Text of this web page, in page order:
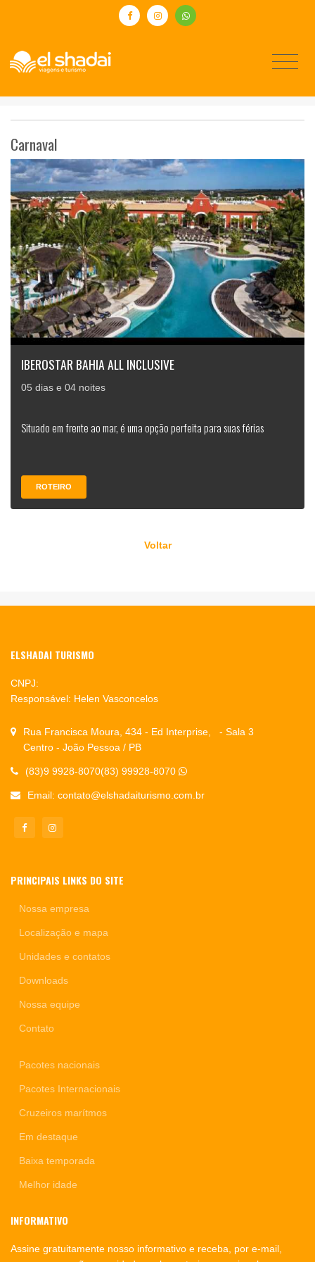
Carnaval
IBEROSTAR BAHIA ALL INCLUSIVE
05 dias e 04 noites
Situado em frente ao mar, é uma opção perfeita para suas férias
ROTEIRO
Voltar
ELSHADAI TURISMO
CNPJ:
Responsável: Helen Vasconcelos
Rua Francisca Moura, 434 - Ed Interprise, - Sala 3
Centro - João Pessoa / PB
(83)9 9928-8070(83) 99928-8070
Email: contato@elshadaiturismo.com.br
PRINCIPAIS LINKS DO SITE
Nossa empresa
Localização e mapa
Unidades e contatos
Downloads
Nossa equipe
Contato
Pacotes nacionais
Pacotes Internacionais
Cruzeiros marítmos
Em destaque
Baixa temporada
Melhor idade
INFORMATIVO
Assine gratuitamente nosso informativo e receba, por e-mail,